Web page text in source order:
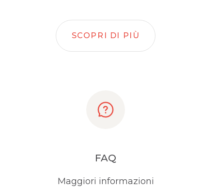
SCOPRI DI PIÙ
FAQ
Maggiori informazioni